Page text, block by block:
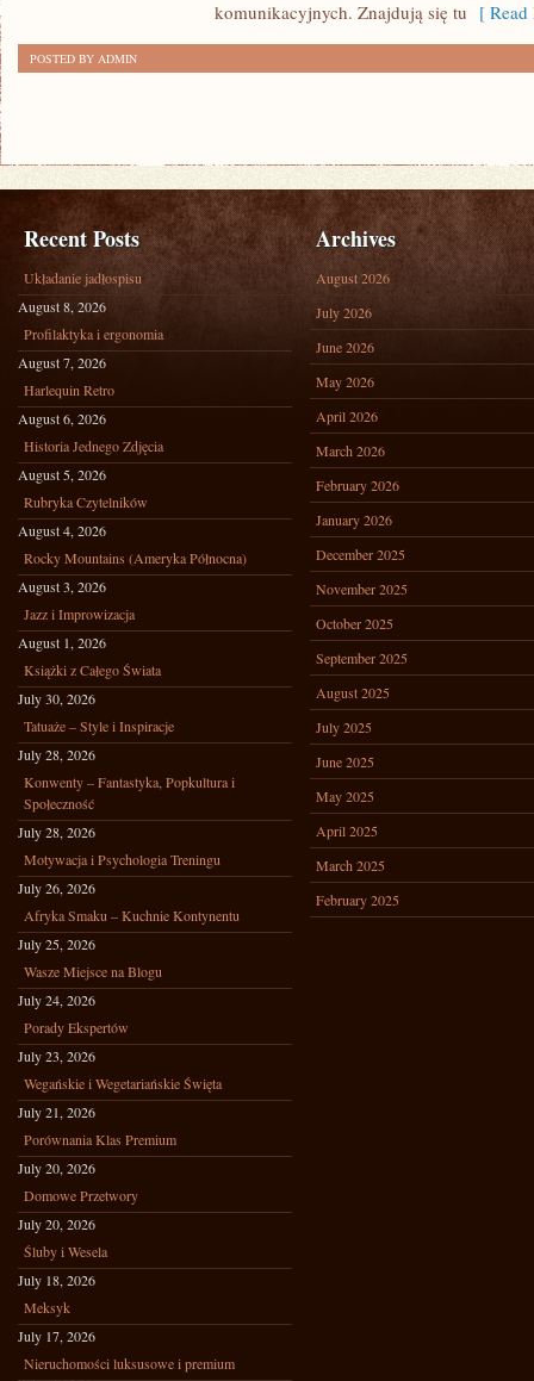
komunikacyjnych. Znajdują się tu [
POSTED BY ADMIN
Recent Posts
Układanie jadłospisu
August 8, 2026
Profilaktyka i ergonomia
August 7, 2026
Harlequin Retro
August 6, 2026
Historia Jednego Zdjęcia
August 5, 2026
Rubryka Czytelników
August 4, 2026
Rocky Mountains (Ameryka Północna)
August 3, 2026
Jazz i Improwizacja
August 1, 2026
Książki z Całego Świata
July 30, 2026
Tatuaże – Style i Inspiracje
July 28, 2026
Konwenty – Fantastyka, Popkultura i
Społeczność
July 28, 2026
Motywacja i Psychologia Treningu
July 26, 2026
Afryka Smaku – Kuchnie Kontynentu
July 25, 2026
Wasze Miejsce na Blogu
July 24, 2026
Porady Ekspertów
July 23, 2026
Wegańskie i Wegetariańskie Święta
July 21, 2026
Porównania Klas Premium
July 20, 2026
Domowe Przetwory
July 20, 2026
Śluby i Wesela
July 18, 2026
Meksyk
July 17, 2026
Nieruchomości luksusowe i premium
Archives
August 2026
July 2026
June 2026
May 2026
April 2026
March 2026
February 2026
January 2026
December 2025
November 2025
October 2025
September 2025
August 2025
July 2025
June 2025
May 2025
April 2025
March 2025
February 2025